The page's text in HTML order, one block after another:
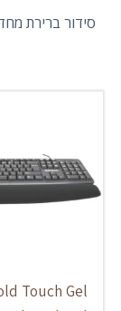
Touch Gel